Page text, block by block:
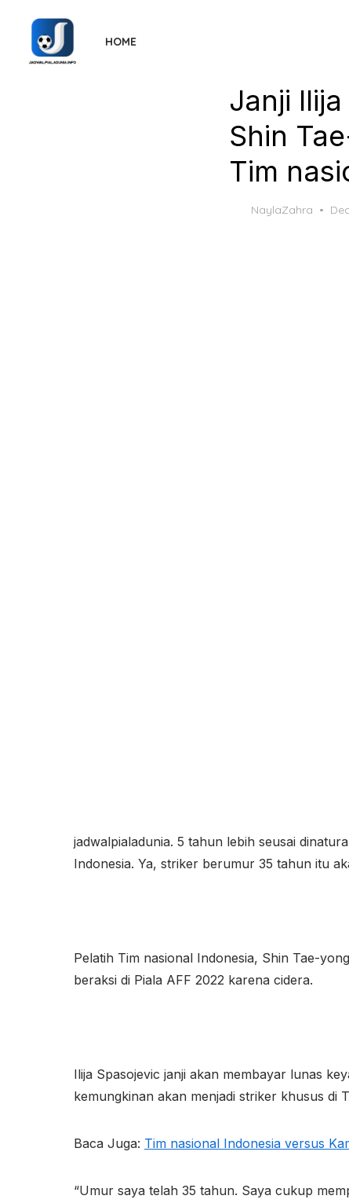
HOME
Janji
Shin
Tim
NaylaZahra
jadwalpialadunia. 5 tahun lebih seusai
Indonesia. Ya, striker berumur 35 tahun itu
Pelatih Tim nasional Indonesia, Shin Tae-
beraksi di Piala AFF 2022 karena cidera.
Ilija Spasojevic janji akan membayar lunas
kemungkinan akan menjadi striker khusus di
Baca Juga: Tim nasional Indonesia versus
“Umur saya telah 35 tahun. Saya cukup